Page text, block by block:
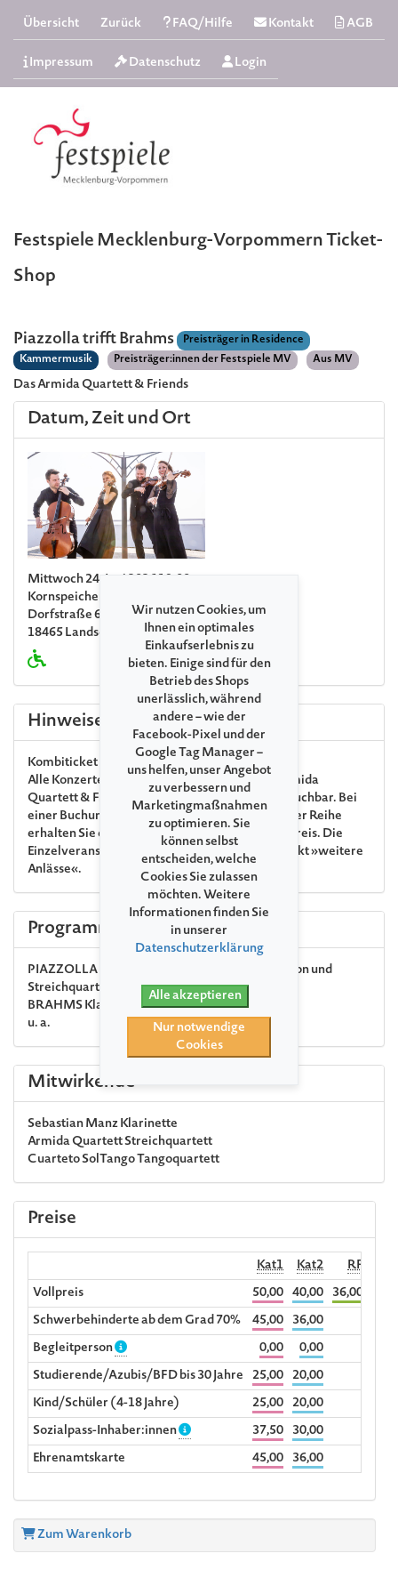
Übersicht Zurück FAQ/Hilfe Kontakt AGB
Impressum Datenschutz Login
Festspiele Mecklenburg-Vorpommern Ticket-
Shop
Piazzolla trifft Brahms
Preisträger in Residence
Kammermusik
Preisträger:innen der Festspiele MV Aus MV
Das Armida Quartett & Friends
Datum, Zeit und Ort
Mittwoch 24. Juni 2026 19:00
Kornspeicher Landsdorf
Dorfstraße 63
18465 Landsdorf
Hinweise
Kombiticket
Alle Konzerte der Veranstaltungsreihe »Das Armida
Quartett & Friends« sind auch als Kombiticket buchbar. Bei
einer Buchung von mindestens 2 Konzerten dieser Reihe
erhalten Sie einen Rabatt von 10 % auf den Vollpreis. Die
Einzelveranstaltungen finden Sie unter dem Punkt »weitere
Anlässe«.
Programm
PIAZZOLLA Five Tango Sensations für Bandoneon und
Streichquartett (Auszüge)
BRAHMSKlarinettenquintett h-Moll op. 115
u. a.
Mitwirkende
Sebastian ManzKlarinette
Armida QuartettStreichquartett
Cuarteto SolTangoTangoquartett
Preise
Kat1 Kat2 RF
Vollpreis
50,00 40,00 36,00
Schwerbehinderte ab dem Grad 70%
45,00
36,00
Begleitperson
0,00
0,00
Studierende/Azubis/BFD bis 30 Jahre
25,00
20,00
Kind/Schüler (4-18 Jahre)
25,00
20,00
Sozialpass-Inhaber:innen
37,50
30,00
Ehrenamtskarte
45,00 36,00
Zum Warenkorb
Wir nutzen Cookies, um
Ihnen ein optimales
Einkaufserlebnis zu
bieten. Einige sind für den
Betrieb des Shops
unerlässlich, während
andere – wie der
Facebook-Pixel und der
Google Tag Manager –
uns helfen, unser Angebot
zu verbessern und
Marketingmaßnahmen
zu optimieren. Sie
können selbst
entscheiden, welche
Cookies Sie zulassen
möchten. Weitere
Informationen finden Sie
in unserer
Datenschutzerklärung
Alle akzeptieren
Nur notwendige
Cookies